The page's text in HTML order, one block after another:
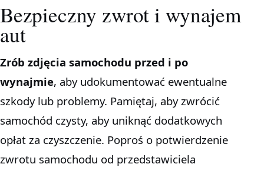
Bezpieczny zwrot i wynajem
aut
Zrób zdjęcia samochodu przed i po
wynajmie, aby udokumentować ewentualne
szkody lub problemy. Pamiętaj, aby zwrócić
samochód czysty, aby uniknąć dodatkowych
opłat za czyszczenie. Poproś o potwierdzenie
zwrotu samochodu od przedstawiciela